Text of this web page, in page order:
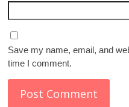
Save my name, email, and
time I comment.